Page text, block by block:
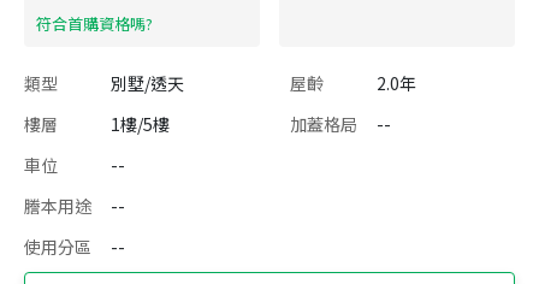
​符合首購資格嗎?
類型 別墅/透天 屋齡
2.0年
樓層
1樓/5樓 加蓋格局
--
車位
--
謄本用途
--
使用分區
--